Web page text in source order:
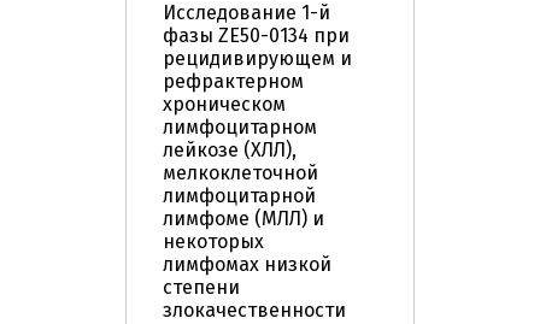
Исследование 1-й
фазы ZE50-0134 при
рецидивирующем и
рефрактерном
хроническом
лимфоцитарном
лейкозе (ХЛЛ),
мелкоклеточной
лимфоцитарной
лимфоме (МЛЛ) и
некоторых
лимфомах низкой
степени
злокачественности